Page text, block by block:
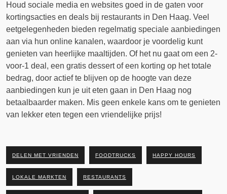
Houd sociale media en websites goed in de gaten voor
kortingsacties en deals bij restaurants in Den Haag. Veel
eetgelegenheden bieden regelmatig speciale aanbiedingen
aan via hun online kanalen, waardoor je voordelig kunt
genieten van heerlijke maaltijden. Of het nu gaat om een 2-
voor-1 deal, een gratis dessert of een korting op het totale
bedrag, door actief te blijven op de hoogte van deze
aanbiedingen kun je uit eten gaan in Den Haag nog
betaalbaarder maken. Mis geen enkele kans om te genieten
van lekker eten tegen een vriendelijke prijs!
DELEN MET VRIENDEN FOODTRUCKS HAPPY HOURS
LOKALE MARKTEN RESTAURANTS